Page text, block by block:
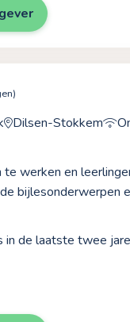
Dilsen-Stokkem
werken en
bijlesonderwerpen
de laatste twee